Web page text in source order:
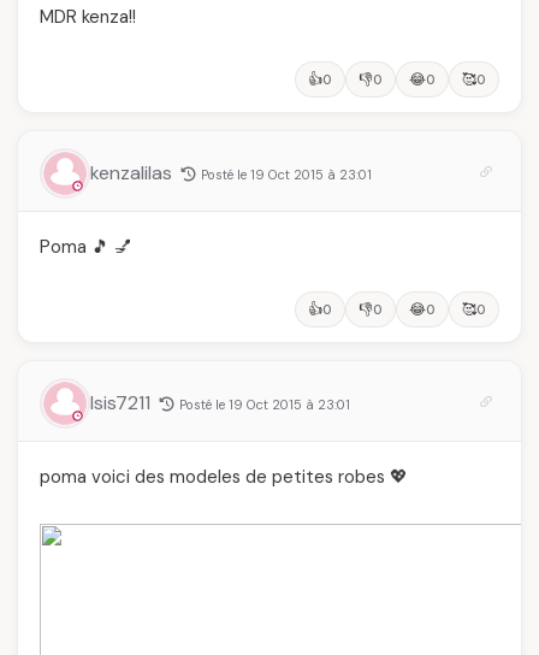
MDR kenza!!
👍0 👎0 😂0 🥰0
kenzalilas Posté le 19 Oct 2015 à 23:01
Poma 🎵 💅
👍0 👎0 😂0 🥰0
Isis7211 Posté le 19 Oct 2015 à 23:01
poma voici des modeles de petites robes 💖